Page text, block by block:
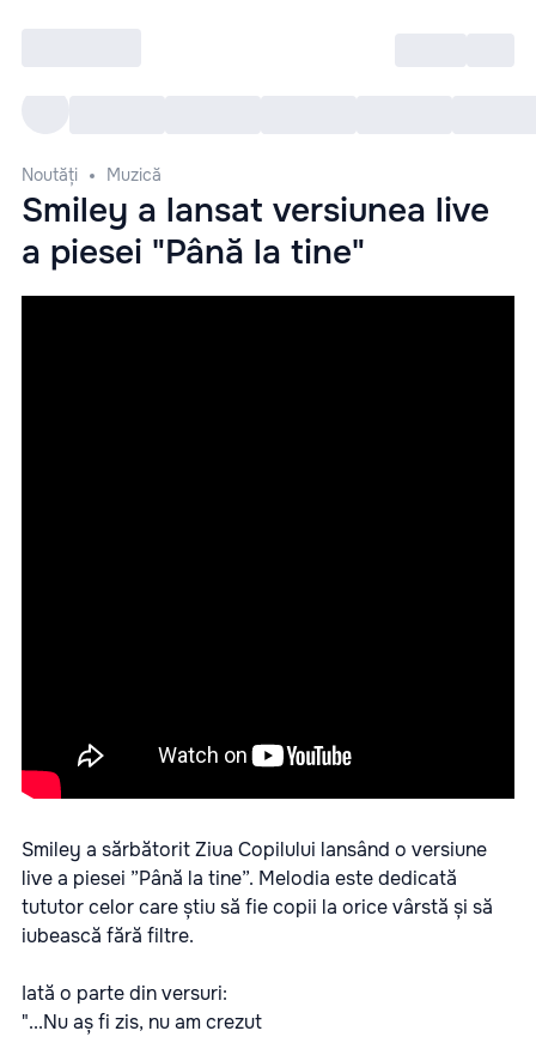
Noutăți Muzică
Smiley a lansat versiunea live
a piesei "Până la tine"
Smiley a sărbătorit Ziua Copilului lansând o versiune
live a piesei ”Până la tine”. Melodia este dedicată
tututor celor care știu să fie copii la orice vârstă și să
iubească fără filtre.
Iată o parte din versuri:
"...Nu aș fi zis, nu am crezut